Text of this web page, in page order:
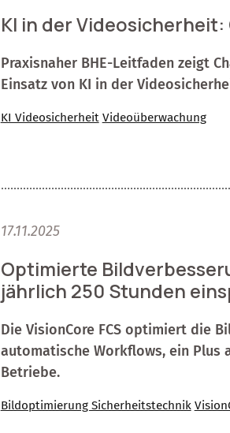
KI in der
Praxisnaher BHE-Leitfaden zeigt
Einsatz von KI in der
KI Videosicherheit Videoüberwachung
17.11.2025
Optimierte
jährlich 250 Stunden
Die VisionCore FCS optimiert die
automatische Workflows, ein Plus
Betriebe.
Bildoptimierung Sicherheitstechnik